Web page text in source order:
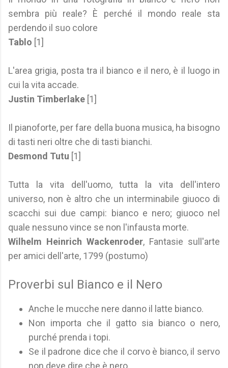
sembra più reale? È perché il mondo reale sta
perdendo il suo colore
Tablo [1]
L'area grigia, posta tra il bianco e il nero, è il luogo in
cui la vita accade.
Justin Timberlake [1]
Il pianoforte, per fare della buona musica, ha bisogno
di tasti neri oltre che di tasti bianchi.
Desmond Tutu [1]
Tutta la vita dell'uomo, tutta la vita dell'intero
universo, non è altro che un interminabile giuoco di
scacchi sui due campi: bianco e nero; giuoco nel
quale nessuno vince se non l'infausta morte.
Wilhelm Heinrich Wackenroder, Fantasie sull'arte
per amici dell'arte, 1799 (postumo)
Proverbi sul Bianco e il Nero
Anche le mucche nere danno il latte bianco.
Non importa che il gatto sia bianco o nero,
purché prenda i topi.
Se il padrone dice che il corvo è bianco, il servo
non deve dire che è nero.